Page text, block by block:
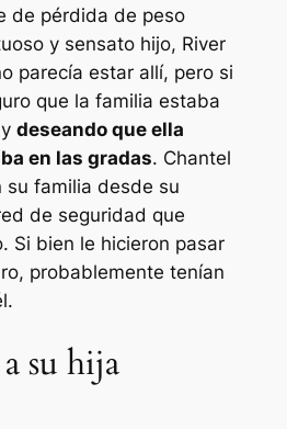
de pérdida de peso
y sensato hijo, River
parecía estar allí, pero si
que la familia estaba
deseando que ella
en las gradas. Chantel
su familia desde su
de seguridad que
Si bien le hicieron pasar
probablemente tenían
su hija